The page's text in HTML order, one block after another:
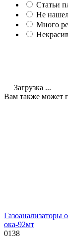
Статьи
Не
Много
Загрузка ...
Вам также может
Газоанализаторы
ока-92мт
0138